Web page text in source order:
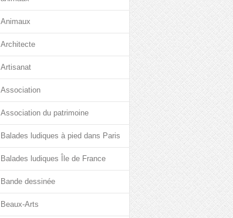
Animaux
Architecte
Artisanat
Association
Association du patrimoine
Balades ludiques à pied dans Paris
Balades ludiques Île de France
Bande dessinée
Beaux-Arts